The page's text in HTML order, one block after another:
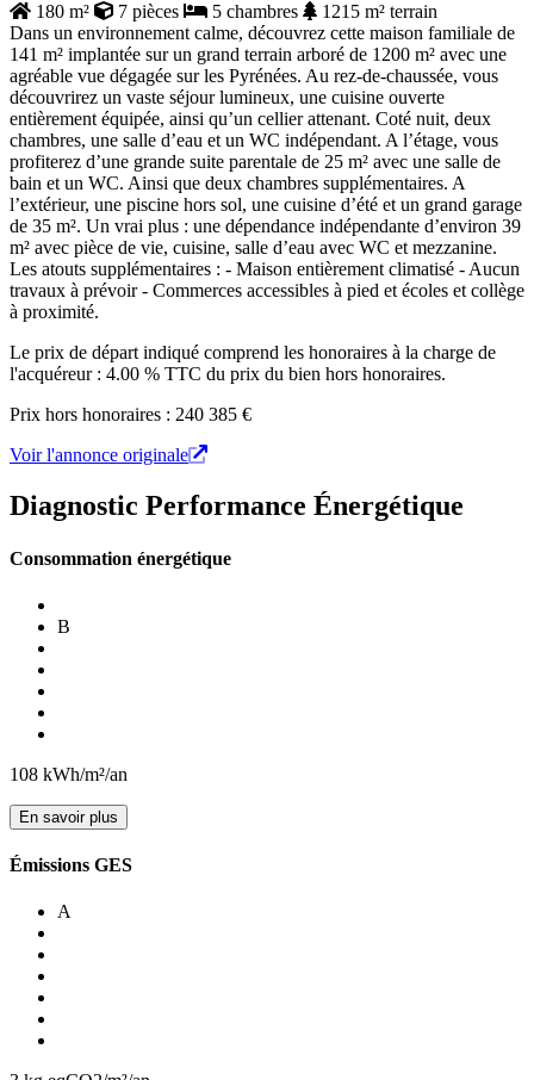
180 m² 7 pièces 5 chambres
1215 m² terrain
Dans un environnement calme, découvrez cette maison familiale de
141 m² implantée sur un grand terrain arboré de 1200 m² avec une
agréable vue dégagée sur les Pyrénées. Au rez-de-chaussée, vous
découvrirez un vaste séjour lumineux, une cuisine ouverte
entièrement équipée, ainsi qu’un cellier attenant. Coté nuit, deux
chambres, une salle d’eau et un WC indépendant. A l’étage, vous
profiterez d’une grande suite parentale de 25 m² avec une salle de
bain et un WC. Ainsi que deux chambres supplémentaires. A
l’extérieur, une piscine hors sol, une cuisine d’été et un grand garage
de 35 m². Un vrai plus : une dépendance indépendante d’environ 39
m² avec pièce de vie, cuisine, salle d’eau avec WC et mezzanine.
Les atouts supplémentaires : - Maison entièrement climatisé - Aucun
travaux à prévoir - Commerces accessibles à pied et écoles et collège
à proximité.
Le prix de départ indiqué comprend les honoraires à la charge de
l'acquéreur : 4.00 % TTC du prix du bien hors honoraires.
Prix hors honoraires : 240 385 €
Voir l'annonce originale
Diagnostic Performance Énergétique
Consommation énergétique
B
108 kWh/m²/an
En savoir plus
Émissions GES
A